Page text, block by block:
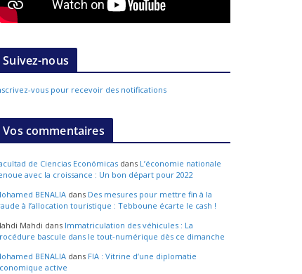
Suivez-nous
vous pour recevoir des notifications
Vos commentaires
de Ciencias Económicas dans L’économie nationale
avec la croissance : Un bon départ pour 2022
BENALIA dans Des mesures pour mettre fin à la
à l’allocation touristique : Tebboune écarte le cash !
Mahdi dans Immatriculation des véhicules : La
bascule dans le tout-numérique dès ce dimanche
BENALIA dans FIA : Vitrine d’une diplomatie
active